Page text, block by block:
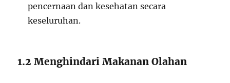
pencernaan dan kesehatan secara
keseluruhan.
1.2 Menghindari Makanan Olahan